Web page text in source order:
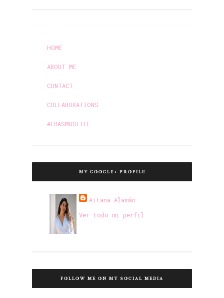
HOME
ABOUT ME
CONTACT
COLLABORATIONS
#ERASMUSLIFE
MY GOOGLE+ PROFILE
Aitana Alamán
Ver todo mi perfil
FOLLOW ME ON MY SOCIAL MEDIA